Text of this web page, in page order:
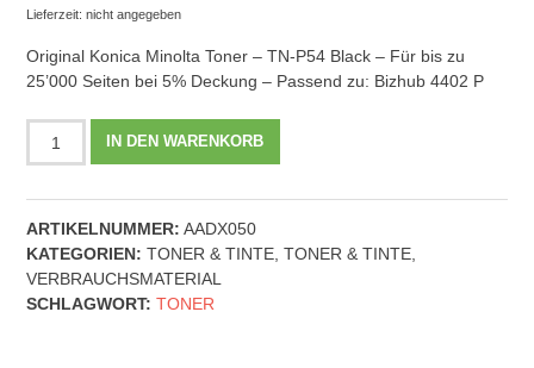
Lieferzeit: nicht angegeben
Original Konica Minolta Toner – TN-P54 Black – Für bis zu
25’000 Seiten bei 5% Deckung – Passend zu: Bizhub 4402 P
Konica
Toner
-
TN-
P54
-
IN DEN WARENKORB
ARTIKELNUMMER: AADX050
KATEGORIEN: TONER & TINTE ,TONER & TINTE
VERBRAUCHSMATERIAL
SCHLAGWORT: TONER